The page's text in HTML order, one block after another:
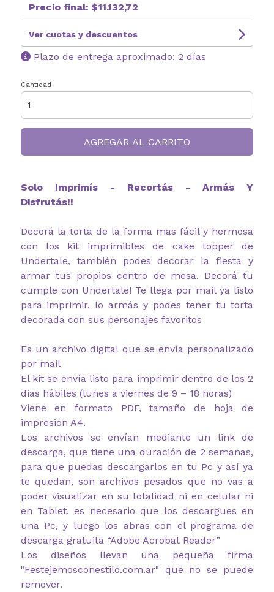
Precio final: $11.132,72
Ver cuotas y descuentos
Plazo de entrega aproximado: 2 días
Cantidad
AGREGAR AL CARRITO
Solo Imprimís - Recortás - Armás Y
Disfrutás!!
Decorá la torta de la forma mas fácil y hermosa
con los kit imprimibles de cake topper de
Undertale, también podes decorar la fiesta y
armar tus propios centro de mesa. Decorá tu
cumple con Undertale! Te llega por mail ya listo
para imprimir, lo armás y podes tener tu torta
decorada con sus personajes favoritos
Es un archivo digital que se envía personalizado
por mail
El kit se envía listo para imprimir dentro de los 2
dias hábiles (lunes a viernes de 9 – 18 horas)
Viene en formato PDF, tamaño de hoja de
impresión A4.
Los archivos se envían mediante un link de
descarga, que tiene una duración de 2 semanas,
para que puedas descargarlos en tu Pc y así ya
te quedan, son archivos pesados que no vas a
poder visualizar en su totalidad ni en celular ni
en Tablet, es necesario que los descargues en
una Pc, y luego los abras con el programa de
descarga gratuita “Adobe Acrobat Reader”
Los diseños llevan una pequeña firma
"Festejemosconestilo.com.ar" que no se puede
remover.